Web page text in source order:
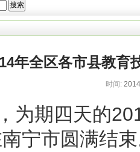
搜索
年全区各市县教育
时间:
期四天的
宁市圆满结